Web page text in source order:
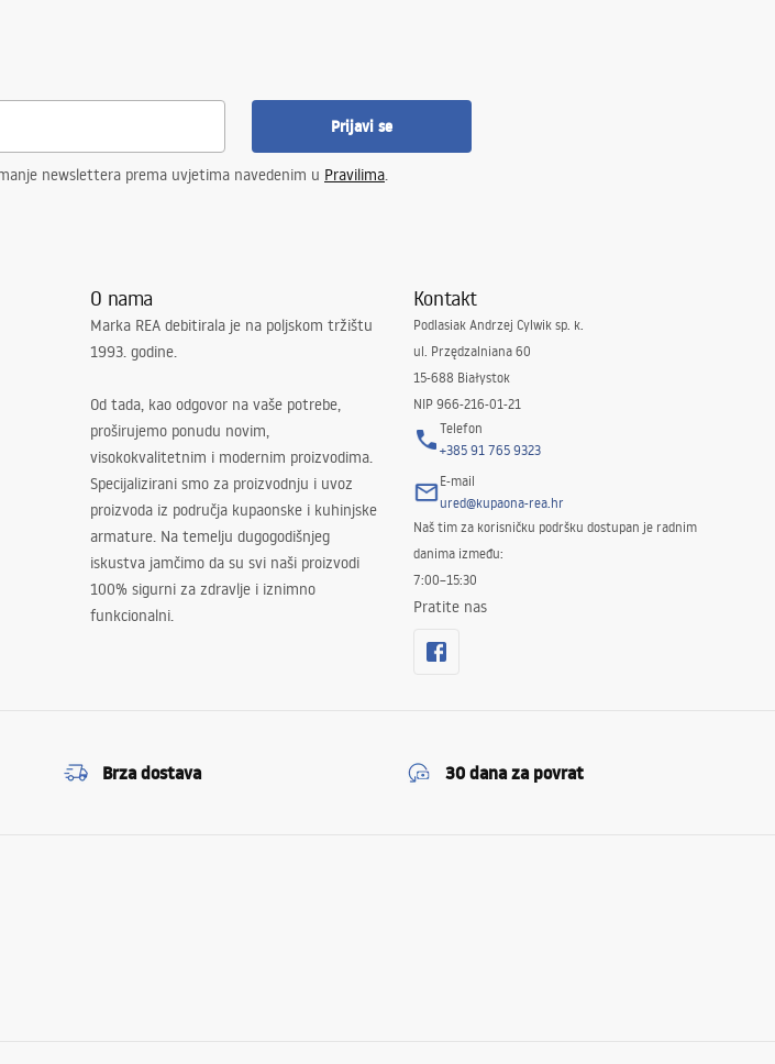
Prijavi se
newslettera prema uvjetima navedenim u Pravilima.
O nama
Marka REA debitirala je na poljskom tržištu
1993. godine.
Od tada, kao odgovor na vaše potrebe,
proširujemo ponudu novim,
visokokvalitetnim i modernim proizvodima.
Specijalizirani smo za proizvodnju i uvoz
proizvoda iz područja kupaonske i kuhinjske
armature. Na temelju dugogodišnjeg
iskustva jamčimo da su svi naši proizvodi
100% sigurni za zdravlje i iznimno
funkcionalni.
Kontakt
Podlasiak Andrzej Cylwik sp. k.
ul. Przędzalniana 60
15-688 Białystok
NIP 966-216-01-21
Telefon
+385 91 765 9323
E-mail
ured@kupaona-rea.hr
Naš tim za korisničku podršku dostupan je radnim
danima između:
7:00–15:30
Pratite nas
Brza dostava 30 dana za povrat